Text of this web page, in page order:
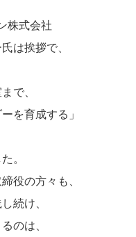
株式会社
は挨拶で、
で、
を育成する」
。
役の方々も、
続け、
のは、